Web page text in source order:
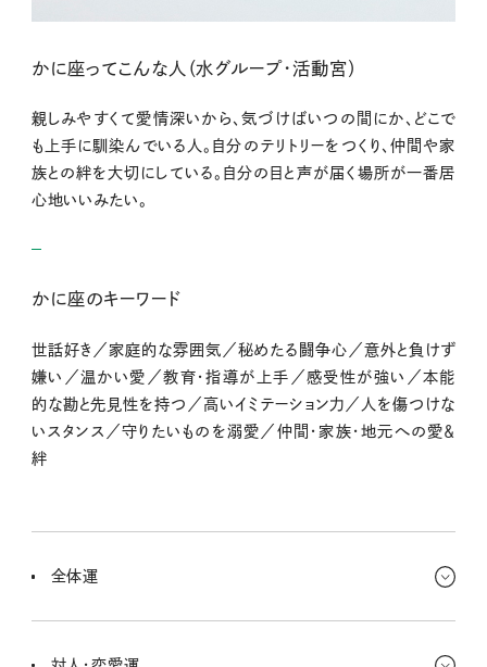
かに座ってこんな人（水グループ・活動宮）
親しみやすくて愛情深いから、気づけばいつの間にか、どこで
も上手に馴染んでいる人。自分のテリトリーをつくり、仲間や家
族との絆を大切にしている。自分の目と声が届く場所が一番居
心地いいみたい。
かに座のキーワード
世話好き／家庭的な雰囲気／秘めたる闘争心／意外と負けず
嫌い／温かい愛／教育・指導が上手／感受性が強い／本能
的な勘と先見性を持つ／高いイミテーション力／人を傷つけな
いスタンス／守りたいものを溺愛／仲間・家族・地元への愛＆
絆
全体運
ら、ため息は悪いことじゃないっ！ しっかり呼吸を整えてこ。自然とリ